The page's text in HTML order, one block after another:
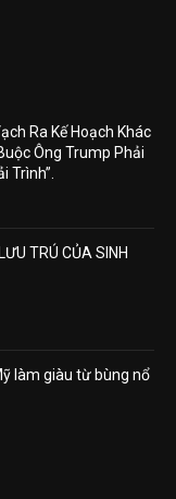
Ra Kế Hoạch Khác
Ông Trump Phải
Trình”.
TRÚ CỦA SINH
làm giàu từ bùng nổ